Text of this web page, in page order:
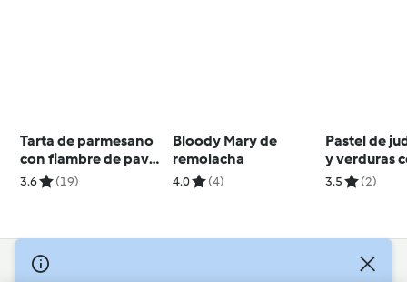
Tarta de parmesano
con fiambre de pavo
y vegetales
3.6 (19)
Bloody Mary de
remolacha
4.0 (4)
Pastel de
y verduras
al cava
3.5 (2)
© Copyright 2026